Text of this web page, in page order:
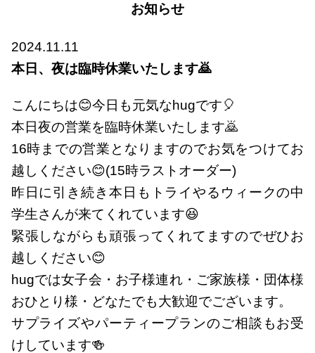
お知らせ
2024.11.11
本日、夜は臨時休業いたします🙇
こんにちは😊今日も元気なhugです🎈
本日夜の営業を臨時休業いたします🙇
16時までの営業となりますのでお気をつけてお
越しください😊(15時ラストオーダー)
昨日に引き続き本日もトライやるウィークの中
学生さんが来てくれています😆
緊張しながらも頑張ってくれてますのでぜひお
越しください😊
hugでは女子会・お子様連れ・ご家族様・団体様
おひとり様・どなたでも大歓迎でございます。
サプライズやパーティープランのご相談もお受
けしています🍻